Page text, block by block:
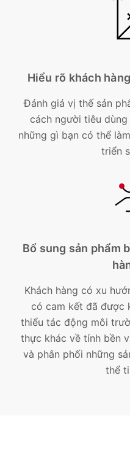
Hiểu rõ khách
Đánh giá vị thế sản
cách người tiêu
những gì bạn có thể
triển
Bổ sung sản phẩm
Khách hàng có xu
có cam kết đã được
thiểu tác động môi
thực khác về tính bền
và phân phối những
thể